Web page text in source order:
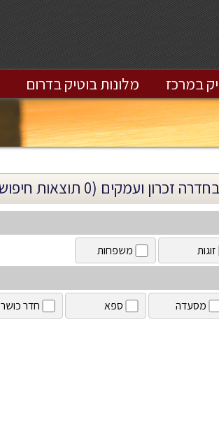
במרכז מלונות בוטיק בדרום
ועמקים (0 תוצאות חיפוש)
זוגות
משפחות
מסעדה ספא חדר כושר